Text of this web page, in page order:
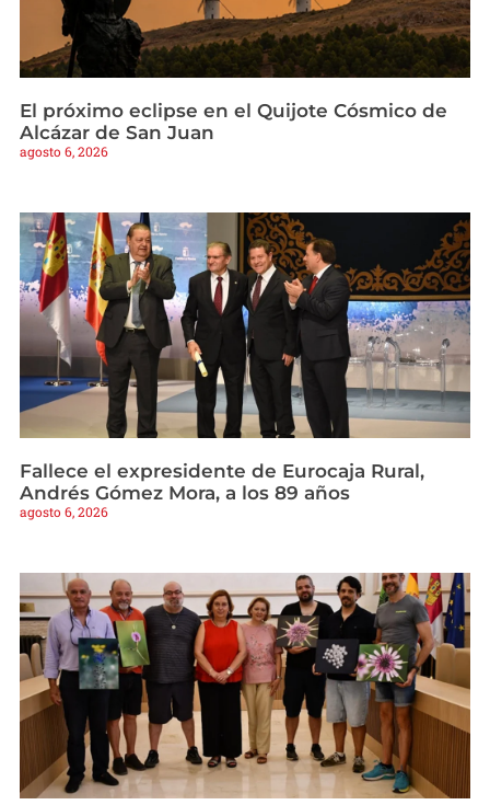
El próximo eclipse en el Quijote Cósmico de
Alcázar de San Juan
agosto 6, 2026
Fallece el expresidente de Eurocaja Rural,
Andrés Gómez Mora, a los 89 años
agosto 6, 2026